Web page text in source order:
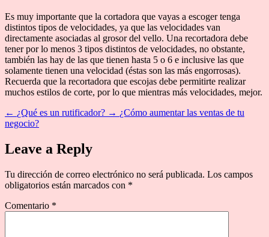
Es muy importante que la cortadora que vayas a escoger tenga
distintos tipos de velocidades, ya que las velocidades van
directamente asociadas al grosor del vello. Una recortadora debe
tener por lo menos 3 tipos distintos de velocidades, no obstante,
también las hay de las que tienen hasta 5 o 6 e inclusive las que
solamente tienen una velocidad (éstas son las más engorrosas).
Recuerda que la recortadora que escojas debe permitirte realizar
muchos estilos de corte, por lo que mientras más velocidades, mejor.
← ¿Qué es un rutificador? → ¿Cómo aumentar las ventas de tu
negocio?
Leave a Reply
Tu dirección de correo electrónico no será publicada. Los campos
obligatorios están marcados con *
Comentario *